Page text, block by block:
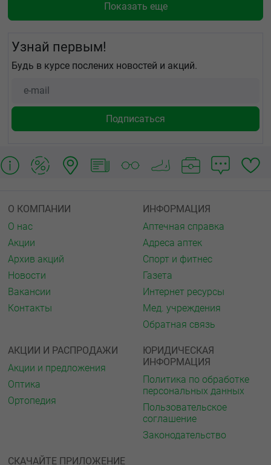
Показать еще
Узнай первым!
Будь в курсе послених новостей и акций.
О КОМПАНИИ
О нас
Акции
Архив акций
Новости
Вакансии
Контакты
ИНФОРМАЦИЯ
Аптечная справка
Адреса аптек
Спорт и фитнес
Газета
Интернет ресурсы
Мед. учреждения
Обратная связь
АКЦИИ И РАСПРОДАЖИ
Акции и предложения
Оптика
Ортопедия
ЮРИДИЧЕСКАЯ
ИНФОРМАЦИЯ
Политика по обработке
персональных данных
Пользовательское
соглашение
Законодательство
СКАЧАЙТЕ ПРИЛОЖЕНИЕ